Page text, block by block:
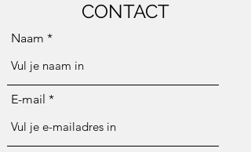
CONTACT
Naam
E-mail